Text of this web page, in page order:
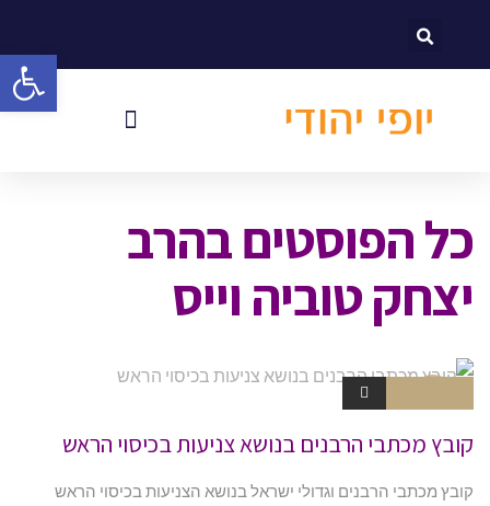
כל הפוסטים בהרב
יצחק טוביה וייס
קובץ מכתבי הרבנים בנושא צניעות בכיסוי הראש
קובץ מכתבי הרבנים וגדולי ישראל בנושא הצניעות בכיסוי הראש
פתח